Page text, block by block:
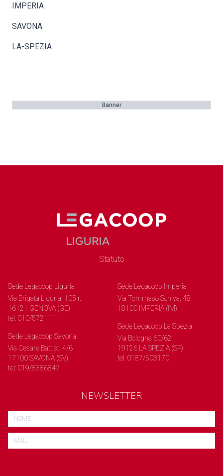
IMPERIA
SAVONA
LA-SPEZIA
Banner
Statuto
Sede Legacoop Liguria
Via Brigata Liguria, 105 r.
16121 GENOVA (GE)
tel: 010/572111
Sede Legacoop Savona
Via Cesare Battisti 4/6
17100 SAVONA (SV)
tel: 019/8386847
Sede Legacoop Imperia
Via Tommaso Schiva, 48
18100 IMPERIA (IM)
Sede Legacoop La Spezia
Via Bologna 60/62
19126 LA SPEZIA (SP)
tel: 0187/503170
NEWSLETTER